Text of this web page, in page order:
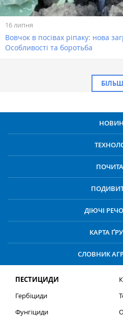
16 липня
Вовчок в посівах ріпаку: нова
Особливості та боротьба
ДІЮЧІ
КАРТА
СЛОВНИК
ПЕСТИЦИДИ
Гербіциди
Фунгіциди